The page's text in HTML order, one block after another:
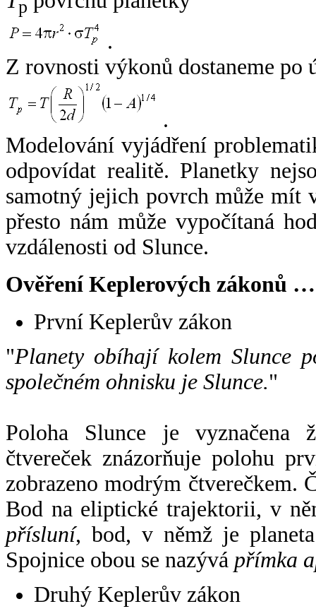
p
.
Z rovnosti výkonů dostaneme po
.
Modelování vyjádření
odpovídat realitě. Planetky
samotný jejich povrch může mít
přesto nám může vypočítaná
vzdálenosti od Slunce.
Ověření Keplerových zákonů …
První Keplerův zákon
"Planety obíhají kolem Slunce
společném ohnisku je Slunce."
Poloha Slunce je vyznačena
čtvereček znázorňuje polohu
zobrazeno modrým čtverečkem.
Bod na eliptické trajektorii, v
přísluní, bod, v němž je
Spojnice obou se nazývá přímka
Druhý Keplerův zákon